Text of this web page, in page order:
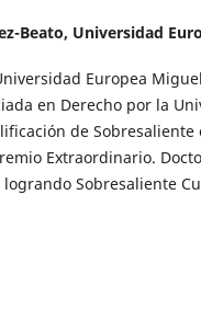
Beato, Universidad
Europea
en Derecho por la
de Sobresaliente
Extraordinario.
Sobresaliente